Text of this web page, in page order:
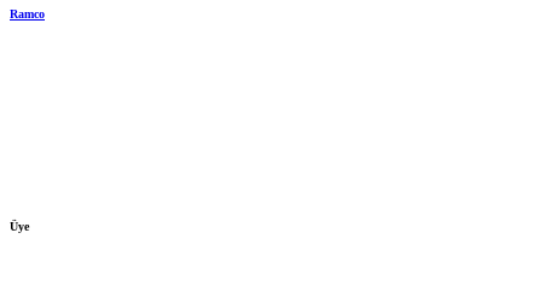
Ramco
Üye